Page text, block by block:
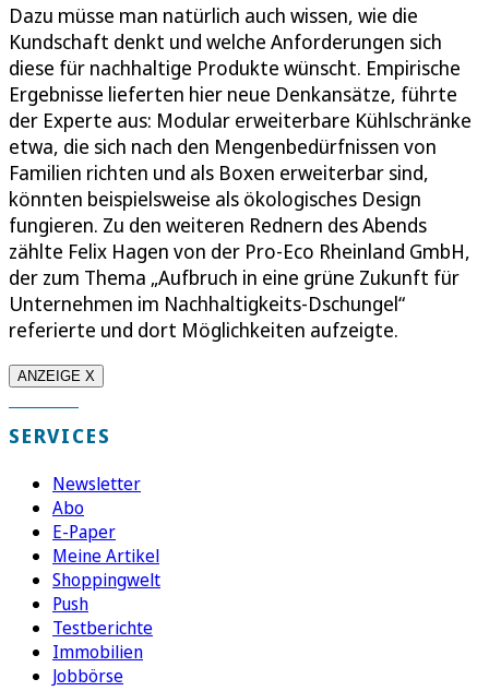
Dazu müsse man natürlich auch wissen, wie die
Kundschaft denkt und welche Anforderungen sich
diese für nachhaltige Produkte wünscht. Empirische
Ergebnisse lieferten hier neue Denkansätze, führte
der Experte aus: Modular erweiterbare Kühlschränke
etwa, die sich nach den Mengenbedürfnissen von
Familien richten und als Boxen erweiterbar sind,
könnten beispielsweise als ökologisches Design
fungieren. Zu den weiteren Rednern des Abends
zählte Felix Hagen von der Pro-Eco Rheinland GmbH,
der zum Thema „Aufbruch in eine grüne Zukunft für
Unternehmen im Nachhaltigkeits-Dschungel“
referierte und dort Möglichkeiten aufzeigte.
ANZEIGE X
SERVICES
Newsletter
Abo
E-Paper
Meine Artikel
Shoppingwelt
Push
Testberichte
Immobilien
Jobbörse